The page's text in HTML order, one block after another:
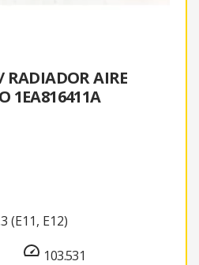
RADIADOR AIRE
1EA816411A
(E11, E12)
103.531